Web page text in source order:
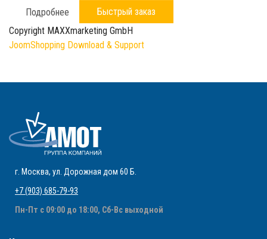
Подробнее
Быстрый заказ
Copyright MAXXmarketing GmbH
JoomShopping Download & Support
г. Москва, ул. Дорожная дом 60 Б
+7 (903) 685-79-93
Пн-Пт с 09:00 до 18:00, Сб-Вс выходной